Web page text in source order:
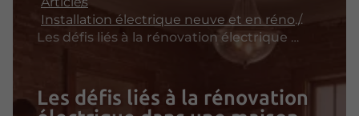
Installation électrique neuve et en rénovation
Les défis liés à la rénovation électrique dans une maison ancienne
Les défis liés à la rénovation